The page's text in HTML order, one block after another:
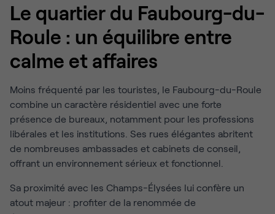
Le quartier du Faubourg-du-
Roule : un équilibre entre
calme et affaires
Moins fréquenté par les touristes, le Faubourg-du-Roule
combine un caractère résidentiel avec une forte
présence de bureaux, notamment pour les professions
libérales et les institutions. Ses rues élégantes abritent
de nombreuses ambassades et cabinets de conseil,
offrant un environnement sérieux et fonctionnel.
Sa proximité avec les Champs-Élysées lui confère un
atout majeur : profiter de la renommée de